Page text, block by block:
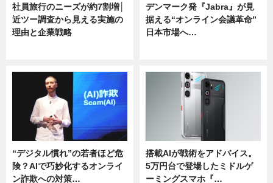
社員旅行のニーズが約7割増│
近ツー調査から見える実施の
理由と企業戦略
デンマーク発『Jabra』が見
据える“オンライン会議革命”
日本市場へ…
“デジタル慣れ”の若者ほど危
険？AIで巧妙化するオンライ
ン詐欺への対策…
搭載AIが戦術をアドバイス。
5万円台で登場したミドルゲ
ーミングスマホ『…